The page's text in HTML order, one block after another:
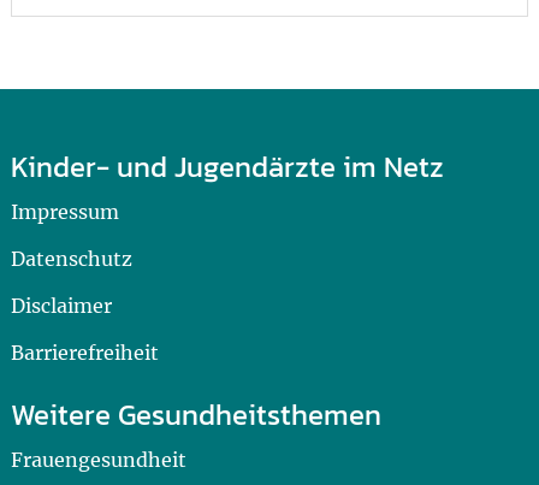
Kinder- und Jugendärzte im Netz
Impressum
Datenschutz
Disclaimer
Barrierefreiheit
Weitere Gesundheitsthemen
Frauengesundheit